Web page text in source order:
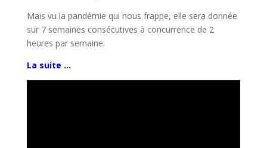
Mais vu la pandémie qui nous frappe, elle sera donnée
sur 7 semaines consécutives à concurrence de 2
heures par semaine.
La suite …